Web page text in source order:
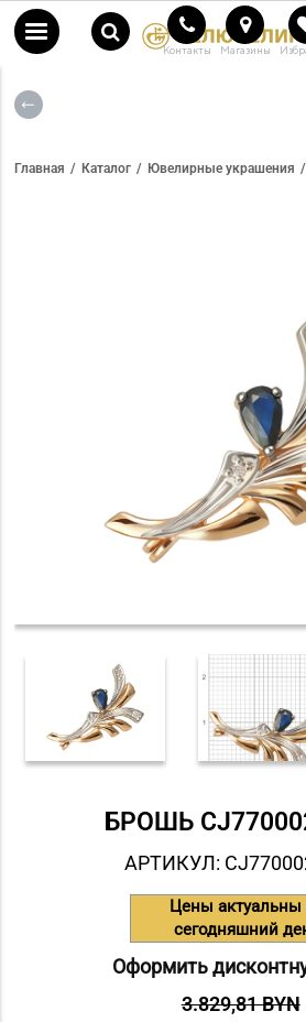
Контакты Магазины
Главная Каталог Ювелирные украшения
БРОШЬ
АРТИКУЛ:
Цены актуальны
сегодняшний
Оформить
3.829,81 BYN